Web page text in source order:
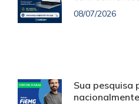
08/07/2026
Sua pesquisa